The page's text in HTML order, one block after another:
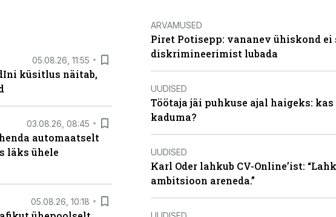
05.08.26, 11:55
küsitlus näitab,
03.08.26, 08:45
automaatselt
läks ühele
05.08.26, 10:18
ARVAMUSED
Piret Potisepp: vananev ühiskond ei
diskrimineerimist lubada
UUDISED
Töötaja jäi puhkuse ajal haigeks:
kaduma?
UUDISED
Karl Oder lahkub CV-Online’ist:
ambitsioon areneda.”